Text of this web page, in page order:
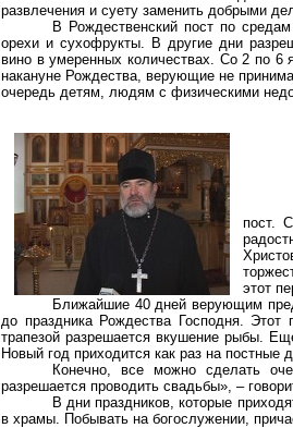
развлечения и суету заменить добрыми
В Рождественский пост по
орехи и сухофрукты. В другие дни
вино в умеренных количествах. Со 2 по 6
накануне Рождества, верующие не
очередь детям, людям с физическими
пост.
этот
Ближайшие 40 дней верующим
до праздника Рождества Господня. Этот
трапезой разрешается вкушение рыбы.
Новый год приходится как раз на постные
Конечно, все можно сделать
разрешается проводить свадьбы», –
В дни праздников, которые
в храмы. Побывать на богослужении,